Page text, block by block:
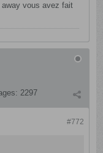
vous avez fait
2297
#772